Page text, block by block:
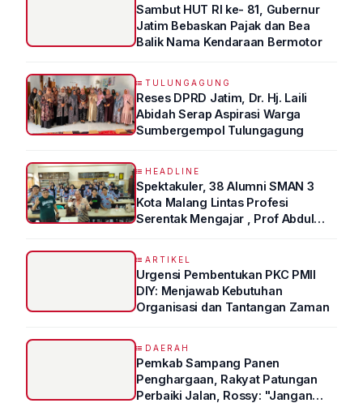
Sambut HUT RI ke- 81, Gubernur
Jatim Bebaskan Pajak dan Bea
Balik Nama Kendaraan Bermotor
TULUNGAGUNG
Reses DPRD Jatim, Dr. Hj. Laili
Abidah Serap Aspirasi Warga
Sumbergempol Tulungagung
HEADLINE
Spektakuler, 38 Alumni SMAN 3
Kota Malang Lintas Profesi
Serentak Mengajar , Prof Abdul
ARTIKEL
Urgensi Pembentukan PKC PMII
DIY: Menjawab Kebutuhan
Organisasi dan Tantangan Zaman
DAERAH
Pemkab Sampang Panen
Penghargaan, Rakyat Patungan
Perbaiki Jalan, Rossy: "Jangan